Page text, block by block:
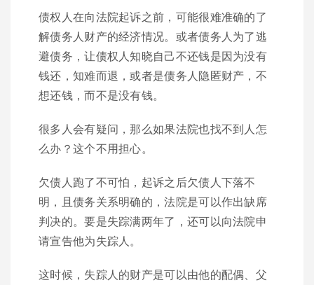
债权人在向法院起诉之前，可能很难准确的了
解债务人财产的经济情况。或者债务人为了逃
避债务，让债权人知晓自己不还钱是因为没有
钱还，知难而退，或者是债务人隐匿财产，不
想还钱，而不是没有钱。
很多人会有疑问，那么如果法院也找不到人怎
么办？这个不用担心。
欠债人跑了不可怕，起诉之后欠债人下落不
明，且债务关系明确的，法院是可以作出缺席
判决的。要是失踪满两年了，还可以向法院申
请宣告他为失踪人。
这时候，失踪人的财产是可以由他的配偶、父